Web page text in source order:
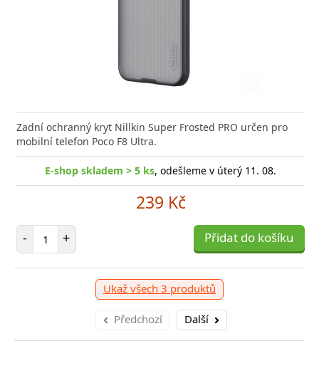
Zadní ochranný kryt Nillkin Super Frosted PRO určen pro
mobilní telefon Poco F8 Ultra.
E-shop skladem > 5 ks, odešleme v úterý 11. 08.
239 Kč
- Počet položek
+ Přidat do košíku
Ukaž všech 3 produktů
Předchozí Další
efektivní nabíjení kdykoliv potřebujete Baseus
Nabíječka pro všechna
skladem > 10 ks, odešleme v úterý 11. 08.
položek
+ Přidat do košíku
Rychlá
-